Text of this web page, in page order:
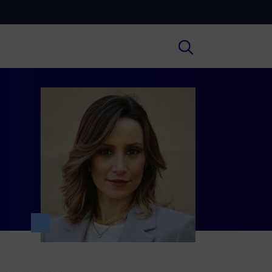
culturali su Arte,
Storia e molto altro.
scuole secondarie di I e II grado,
i Docenti e l’istruzione degli